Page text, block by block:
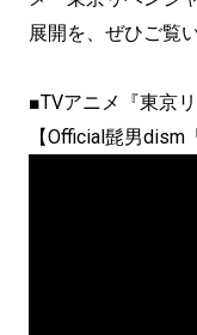
展開を、ぜひご覧
■TVアニメ『東京
【Official髭男dism